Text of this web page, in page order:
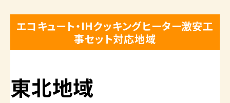
エコキュート・IHクッキングヒーター激安工
事セット対応地域
東北地域